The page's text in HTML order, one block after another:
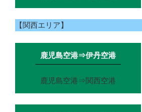
【関西エリア】
鹿児島空港⇒伊丹空港
鹿児島空港⇒関西空港